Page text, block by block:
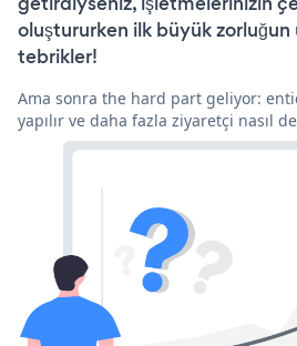
oluştururken ilk büyük
tebrikler!
Ama sonra the hard part geliyor:
yapılır ve daha fazla ziyaretçi nasıl